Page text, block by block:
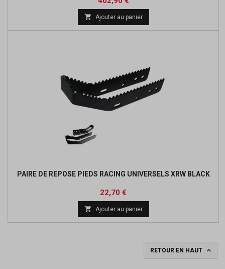
 Ajouter au panier
PAIRE DE REPOSE PIEDS RACING UNIVERSELS XRW BLACK
Prix
22,70 €
 Ajouter au panier
RETOUR EN HAUT 